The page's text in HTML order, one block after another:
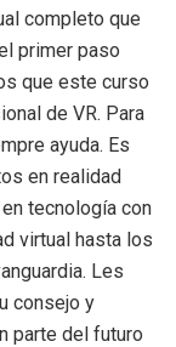
completo que
primer paso
que este curso
de VR. Para
ayuda. Es
en realidad
tecnología con
virtual hasta los
Les
consejo y
parte del futuro